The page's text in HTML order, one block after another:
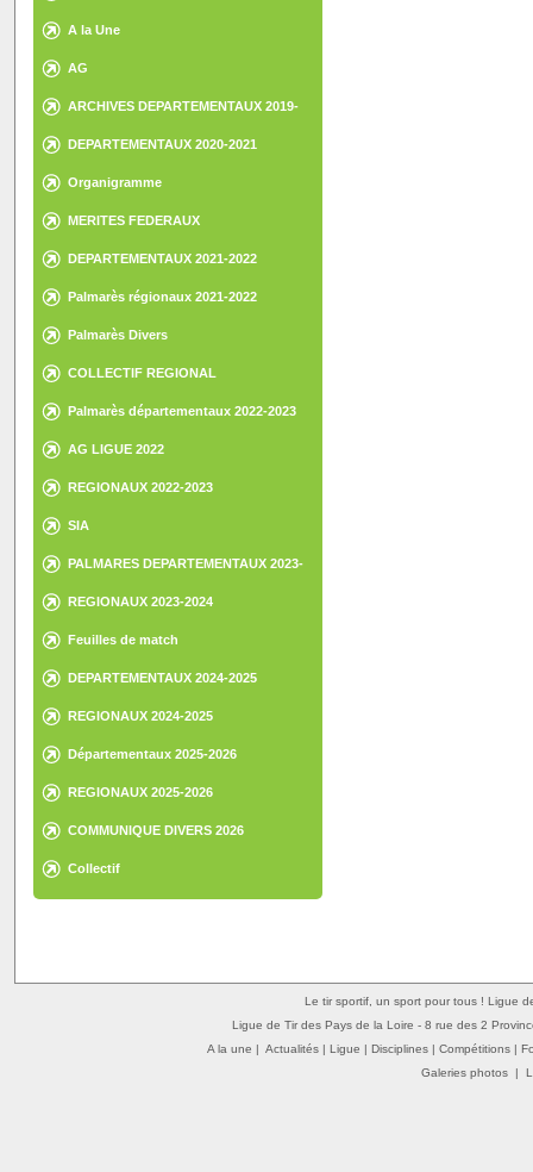
A la Une
AG
ARCHIVES DEPARTEMENTAUX 2019-
DEPARTEMENTAUX 2020-2021
Organigramme
MERITES FEDERAUX
DEPARTEMENTAUX 2021-2022
Palmarès régionaux 2021-2022
Palmarès Divers
COLLECTIF REGIONAL
Palmarès départementaux 2022-2023
AG LIGUE 2022
REGIONAUX 2022-2023
SIA
PALMARES DEPARTEMENTAUX 2023-
REGIONAUX 2023-2024
Feuilles de match
DEPARTEMENTAUX 2024-2025
REGIONAUX 2024-2025
Départementaux 2025-2026
REGIONAUX 2025-2026
COMMUNIQUE DIVERS 2026
Collectif
Le tir sportif, un sport pour tous ! Ligue
Ligue de Tir des Pays de la Loire - 8 rue des 2
A la une | Actualités | Ligue | Disciplines | Compétitions |
Galeries photos|